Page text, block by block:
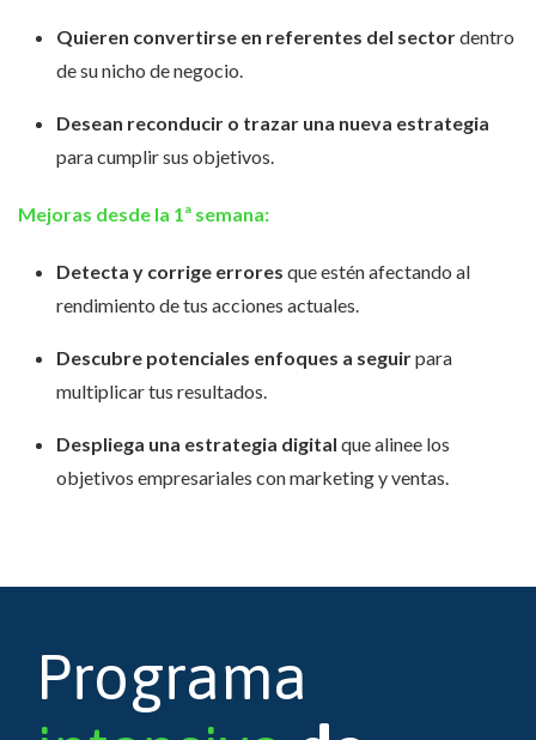
Quieren convertirse en referentes del sectordentro
de su nicho de negocio.
Desean reconducir o trazar una nueva estrategia
para cumplir sus objetivos.
Mejoras desde la 1ª semana:
Detecta y corrige errores que estén afectando al
rendimiento de tus acciones actuales.
Descubre potenciales enfoques a seguirpara
multiplicar tus resultados.
Despliega una estrategia digital que alinee los
objetivos empresariales con marketing y ventas.
Programa